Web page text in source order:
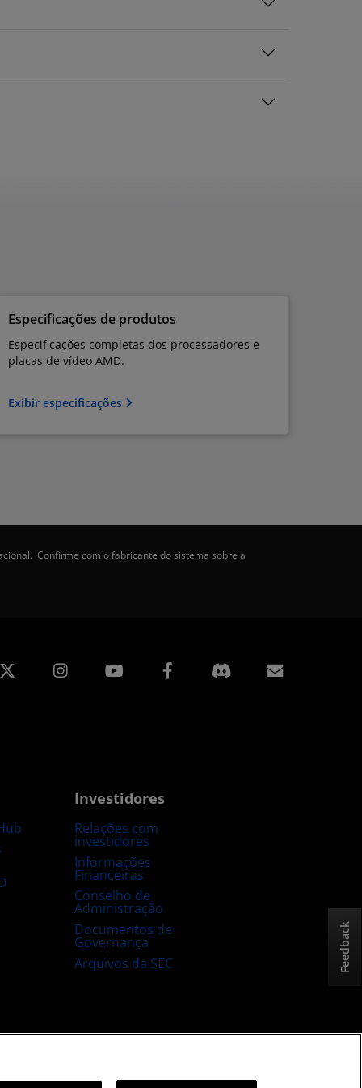
Especificações de produtos
Especificações completas dos processadores e
placas de vídeo AMD.
Exibir especificações
Confirme com o fabricante do sistema sobre a
Instagram Facebook
Investidores
Relações com
investidores
Informações
Financeiras
Conselho de
Administração
Documentos de
Governança
Arquivos da SEC
Feedback